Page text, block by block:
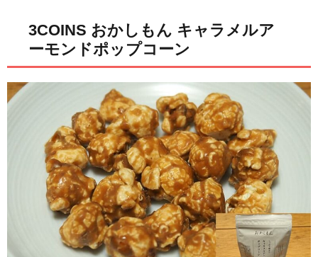
3COINS おかしもん キャラメルア
ーモンドポップコーン